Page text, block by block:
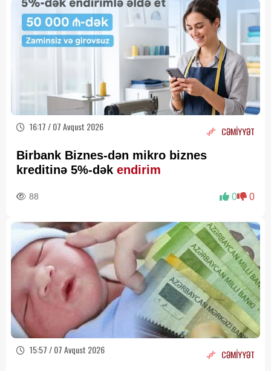
16:17 / 07 Avqust 2026 CƏMİYYƏT
Birbank Biznes-dən mikro biznes
kreditinə 5%-dək endirim
88 0 0
15:57 / 07 Avqust 2026 CƏMİYYƏT